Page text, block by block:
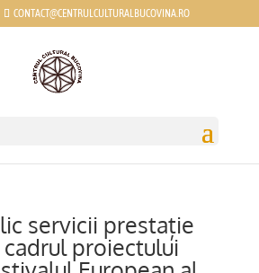
CONTACT@CENTRULCULTURALBUCOVINA.RO
servicii prestație
proiectului